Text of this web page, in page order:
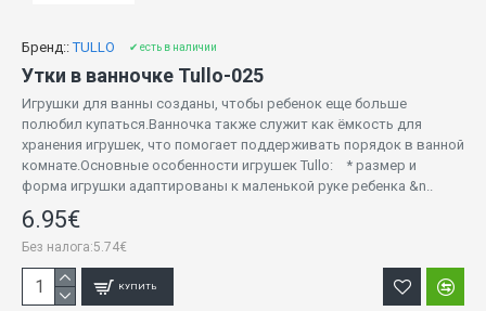
Бренд:: TULLO ✔ есть в наличии
Утки в ванночке Tullo-025
Игрушки для ванны созданы, чтобы ребенок еще больше
полюбил купаться.Ванночка также служит как ёмкость для
хранения игрушек, что помогает поддерживать порядок в ванной
комнате.Основные особенности игрушек Tullo: * размер и
форма игрушки адаптированы к маленькой руке ребенка &n..
6.95€
Без налога:5.74€
КУПИТЬ